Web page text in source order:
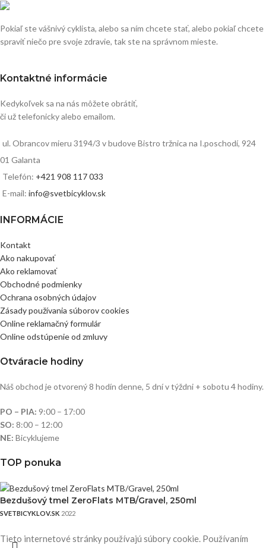
Pokiaľ ste vášnivý cyklista, alebo sa ním chcete stať, alebo pokiaľ chcete
spraviť niečo pre svoje zdravie, tak ste na správnom mieste.
Kontaktné informácie
Kedykoľvek sa na nás môžete obrátiť,
či už telefonicky alebo emailom.
ul. Obrancov mieru 3194/3 v budove Bistro tržnica na I.poschodí, 924
01 Galanta
Telefón: +421 908 117 033
E-mail: info@svetbicyklov.sk
INFORMÁCIE
Kontakt
Ako nakupovať
Ako reklamovať
Obchodné podmienky
Ochrana osobných údajov
Zásady používania súborov cookies
Online reklamačný formulár
Online odstúpenie od zmluvy
Otváracie hodiny
Náš obchod je otvorený 8 hodín denne, 5 dní v týždni + sobotu 4 hodiny.
PO – PIA: 9:00 – 17:00
SO: 8:00 – 12:00
NE: Bicyklujeme
TOP ponuka
Bezdušový tmel ZeroFlats MTB/Gravel, 250ml
SVETBICYKLOV.SK 2022
Tieto internetové stránky používajú súbory cookie. Používaním